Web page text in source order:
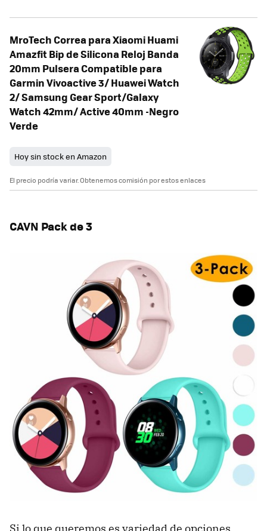
MroTech Correa para Xiaomi Huami
Amazfit Bip de Silicona Reloj Banda
20mm Pulsera Compatible para
Garmin Vivoactive 3/ Huawei Watch
2/ Samsung Gear Sport/Galaxy
Watch 42mm/ Active 40mm -Negro
Verde
Hoy sin stock en Amazon
El precio podría variar. Obtenemos comisión por estos enlaces
CAVN Pack de 3
Si lo que queremos es variedad de opciones,